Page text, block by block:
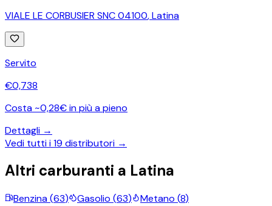
VIALE LE CORBUSIER SNC 04100,Latina
Servito
€0,738
Costa ~0,28€ in più a pieno
Dettagli →
Vedi tutti i19 distributori →
Altri carburanti a Latina
Benzina(63) Gasolio (63) Metano (8)